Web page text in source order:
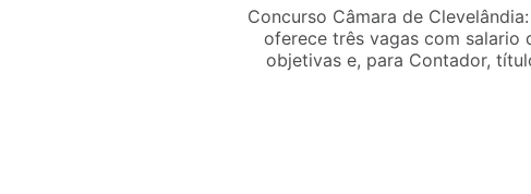
Concurso Câmara de
oferece três vagas com salario
objetivas e, para Contador,